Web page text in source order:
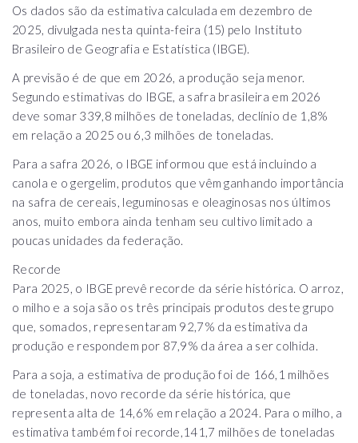
Os dados são da estimativa calculada em dezembro de
2025, divulgada nesta quinta-feira (15) pelo Instituto
Brasileiro de Geografia e Estatística (IBGE).
A previsão é de que em 2026, a produção seja menor.
Segundo estimativas do IBGE, a safra brasileira em 2026
deve somar 339,8 milhões de toneladas, declínio de 1,8%
em relação a 2025 ou 6,3 milhões de toneladas.
Para a safra 2026, o IBGE informou que está incluindo a
canola e o gergelim, produtos que vêm ganhando importância
na safra de cereais, leguminosas e oleaginosas nos últimos
anos, muito embora ainda tenham seu cultivo limitado a
poucas unidades da federação.
Recorde
Para 2025, o IBGE prevê recorde da série histórica. O arroz,
o milho e a soja são os três principais produtos deste grupo
que, somados, representaram 92,7% da estimativa da
produção e respondem por 87,9% da área a ser colhida.
Para a soja, a estimativa de produção foi de 166,1 milhões
de toneladas, novo recorde da série histórica, que
representa alta de 14,6% em relação a 2024. Para o milho, a
estimativa também foi recorde,141,7 milhões de toneladas